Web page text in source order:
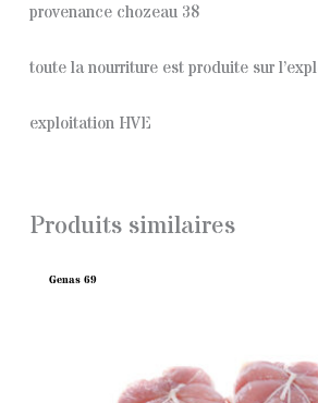
provenance chozeau 38
toute la nourriture est produite sur
exploitation HVE
Produits similaires
Genas 69